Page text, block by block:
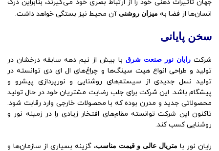
جهان تأثیرات ذهنی خود را از ارتباط بصری خود می‌گیرند، بنابراین درک
انسان‌ها از فضا به میزان روشنی آن محیط نیز بستگی خواهد داشت.
سخن پایانی
شرکترایان نور صنعت شرق با بیش از نیم دهه سابقه درخشان در
تولید و طراحی انواع هیت سینگ‌ها و چراغ‌های ال ای دی توانسته در
تولید نسل جدیدی از سیستم‌های روشنایی و نورپردازی پیشرو و
پیشگام باشد. این شرکت برای جلب رضایت مشتریان خود در حال تولید
محصولاتی جدید و مدرن بوده که با محصولات خارجی وارد رقابت شود.
تاکنون این شرکت توانسته مقام‌های افتخار زیادی را در زمینه نور و
روشنایی کسب کند.
رایان نور با متریال عالی و قیمت مناسب، گزینه بسیاری از سازمان‌ها و